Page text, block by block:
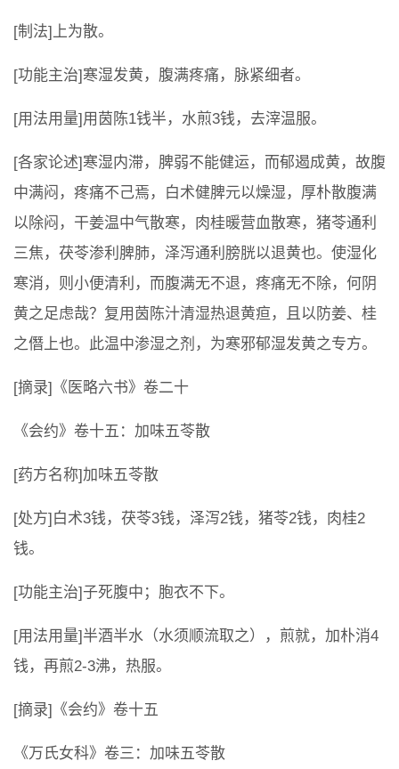
[制法]上为散。
[功能主治]寒湿发黄，腹满疼痛，脉紧细者。
[用法用量]用茵陈1钱半，水煎3钱，去滓温服。
[各家论述]寒湿内滞，脾弱不能健运，而郁遏成黄，故腹
中满闷，疼痛不己焉，白术健脾元以燥湿，厚朴散腹满
以除闷，干姜温中气散寒，肉桂暖营血散寒，猪苓通利
三焦，茯苓渗利脾肺，泽泻通利膀胱以退黄也。使湿化
寒消，则小便清利，而腹满无不退，疼痛无不除，何阴
黄之足虑哉？复用茵陈汁清湿热退黄疸，且以防姜、桂
之僭上也。此温中渗湿之剂，为寒邪郁湿发黄之专方。
[摘录]《医略六书》卷二十
《会约》卷十五：加味五苓散
[药方名称]加味五苓散
[处方]白术3钱，茯苓3钱，泽泻2钱，猪苓2钱，肉桂2
钱。
[功能主治]子死腹中；胞衣不下。
[用法用量]半酒半水（水须顺流取之），煎就，加朴消4
钱，再煎2-3沸，热服。
[摘录]《会约》卷十五
《万氏女科》卷三：加味五苓散